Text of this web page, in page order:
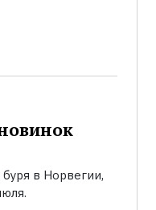
в Норвегии,